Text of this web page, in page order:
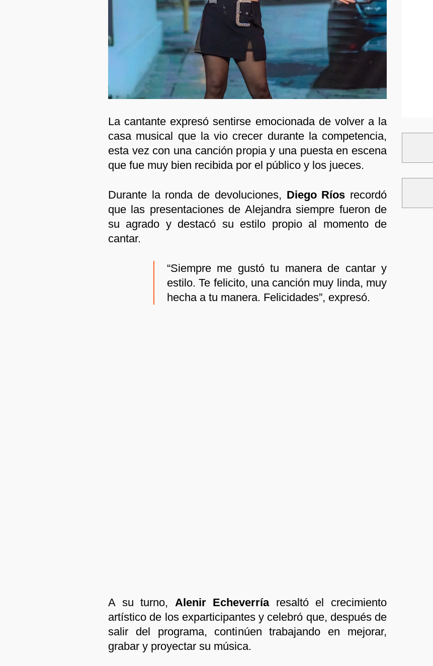
La cantante expresó sentirse emocionada de volver a la
casa musical que la vio crecer durante la competencia,
esta vez con una canción propia y una puesta en escena
que fue muy bien recibida por el público y los jueces.
Durante la ronda de devoluciones, Diego Ríos recordó
que las presentaciones de Alejandra siempre fueron de
su agrado y destacó su estilo propio al momento de
cantar.
“Siempre me gustó tu manera de cantar y
estilo. Te felicito, una canción muy linda, muy
hecha a tu manera. Felicidades”, expresó.
A su turno, Alenir Echeverríaresaltó el crecimiento
artístico de los exparticipantes y celebró que, después de
salir del programa, continúen trabajando en mejorar,
grabar y proyectar su música.